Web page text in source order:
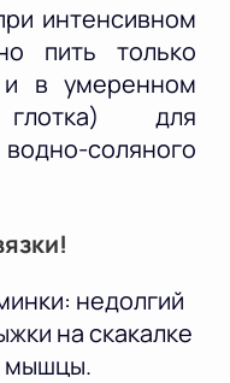
интенсивном
пить только
и в умеренном
для
соляного
недолгий
на скакалке
мышцы.